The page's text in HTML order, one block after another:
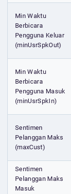
Min Waktu
Berbicara
Pengguna Keluar
(minUsrSpkOut)
Min Waktu
Berbicara
Pengguna Masuk
(minUsrSpkIn)
Sentimen
Pelanggan Maks
(maxCust)
Sentimen
Pelanggan Maks
Masuk